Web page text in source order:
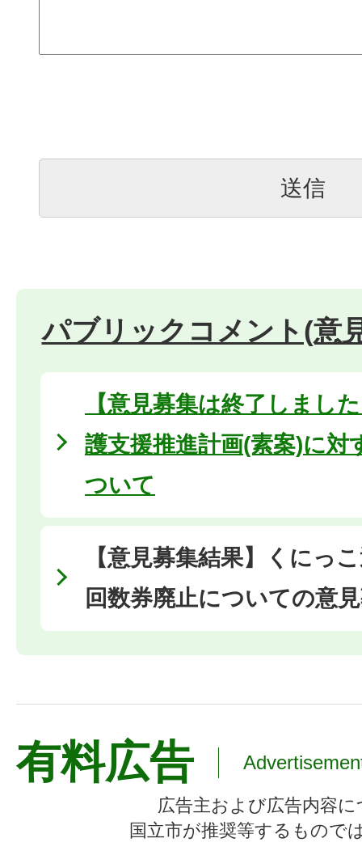
パブリックコメント(意
【意見募集は終了しまし
護支援推進計画(素案)に対
ついて
【意見募集結果】くにっ
回数券廃止についての意
有料広告
広告主および広告内容
国立市が推奨等するもので